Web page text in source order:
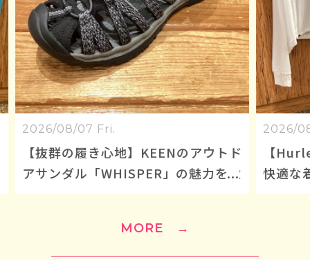
2026/08/07 Fri.
【Hurley】紫外線・日焼け対策に！
快適な着心地のレディースフルジッ
プラッシュパーカー
【
ト
セ
MORE →